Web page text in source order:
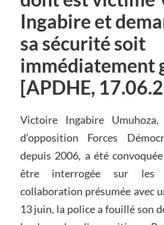
Ingabire et
sa sécurité soit
immédiatement
[APDHE,
Victoire Ingabire
d’opposition Forces
depuis 2006, a été
être interrogée sur les
collaboration présumée avec
13 juin, la police a fouillé son